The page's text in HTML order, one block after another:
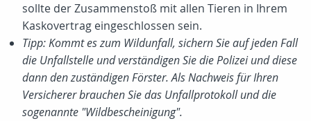
sollte der Zusammenstoß mit allen Tieren in Ihrem
Kaskovertrag eingeschlossen sein.
Tipp: Kommt es zum Wildunfall, sichern Sie auf jeden Fall
die Unfallstelle und verständigen Sie die Polizei und diese
dann den zuständigen Förster. Als Nachweis für Ihren
Versicherer brauchen Sie das Unfallprotokoll und die
sogenannte "Wildbescheinigung".